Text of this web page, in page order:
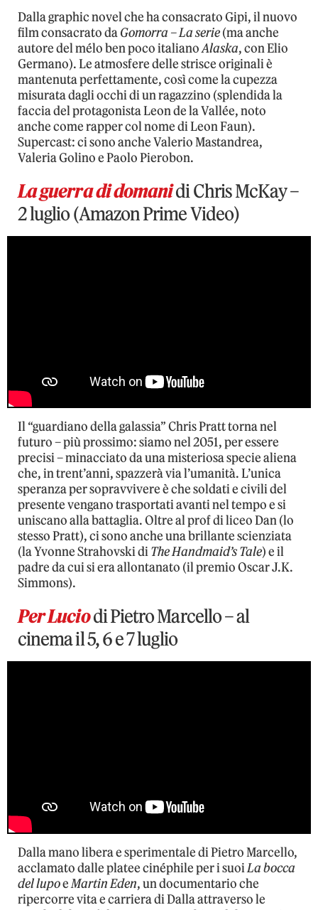
Dalla graphic novel che ha consacrato Gipi, il nuovo
film consacrato daGomorra – La serie(ma anche
autore del mélo ben poco italianoAlaska, con Elio
Germano). Le atmosfere delle strisce originali è
mantenuta perfettamente, così come la cupezza
misurata dagli occhi di un ragazzino (splendida la
faccia del protagonista Leon de la Vallée, noto
anche come rapper col nome di Leon Faun).
Supercast: ci sono anche Valerio Mastandrea,
Valeria Golino e Paolo Pierobon.
La guerra di domanidi Chris McKay –
2 luglio (Amazon Prime Video)
Il “guardiano della galassia” Chris Pratt torna nel
futuro – più prossimo: siamo nel 2051, per essere
precisi – minacciato da una misteriosa specie aliena
che, in trent’anni, spazzerà via l’umanità. L’unica
speranza per sopravvivere è che soldati e civili del
presente vengano trasportati avanti nel tempo e si
uniscano alla battaglia. Oltre al prof di liceo Dan (lo
stesso Pratt), ci sono anche una brillante scienziata
(la Yvonne Strahovski diThe Handmaid’s Tale) e il
padre da cui si era allontanato (il premio Oscar J.K.
Simmons).
Per Luciodi Pietro Marcello – al
cinema il 5, 6 e 7 luglio
Dalla mano libera e sperimentale di Pietro Marcello,
acclamato dalle platee cinéphile per i suoiLa bocca
del lupoeMartin Eden, un documentario che
ripercorre vita e carriera di Dalla attraverso le